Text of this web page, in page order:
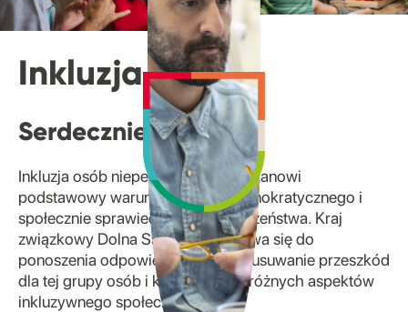
Inkluzja
Serdecznie witamy!
Inkluzja osób niepełnosprawnych stanowi
podstawowy warunek istnienia demokratycznego i
społecznie sprawiedliwego społeczeństwa. Kraj
związkowy Dolna Saksonia poczuwa się do
ponoszenia odpowiedzialności za usuwanie przeszkód
dla tej grupy osób i kształtowanie różnych aspektów
inkluzywnego społeczeństwa.